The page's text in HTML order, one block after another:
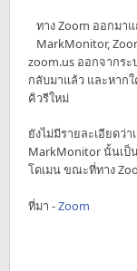
ทาง Zoom ออกมา
MarkMonitor,
zoom.us ออกจากร
กลับมาแล้ว และหาก
คิวรีใหม่
ยังไม่มีรายละเอียดว่
MarkMonitor นั้นเป็
โดเมน ขณะที่ทาง
ที่มา -Zoom